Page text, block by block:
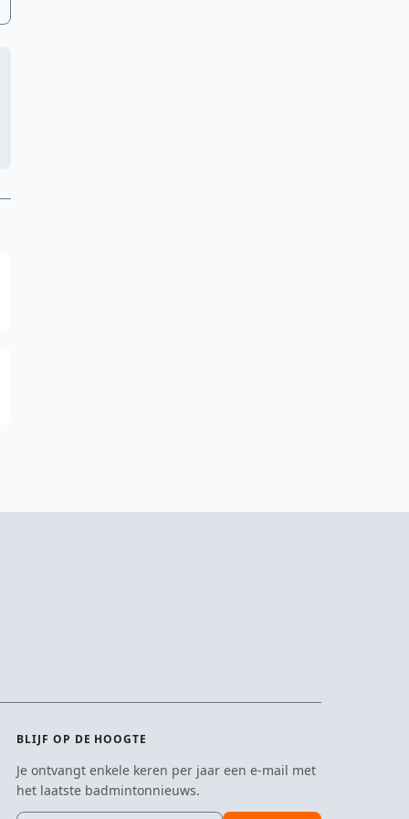
BLIJF OP DE HOOGTE
Je ontvangt enkele keren per jaar een e-mail met
het laatste badmintonnieuws.